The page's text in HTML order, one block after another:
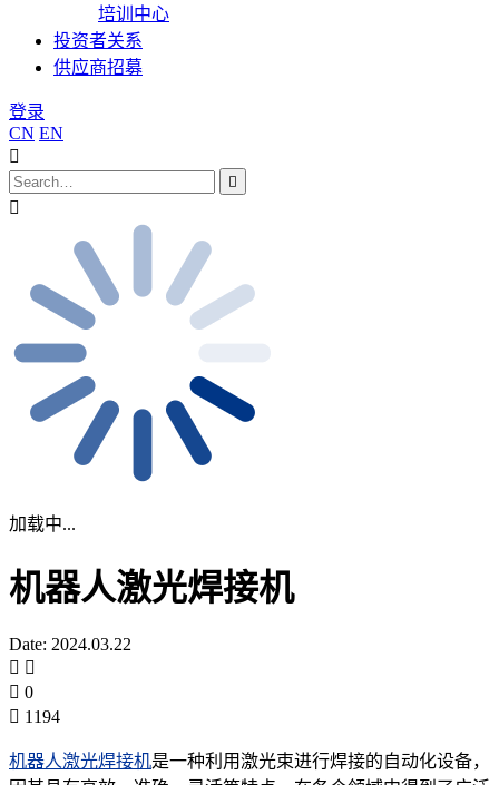
培训中心
投资者关系
供应商招募
登录
CN EN
加载中...
机器人激光焊接机
Date: 2024.03.22
0
1194
机器人激光焊接机是一种利用激光束进行焊接的自动化设备，